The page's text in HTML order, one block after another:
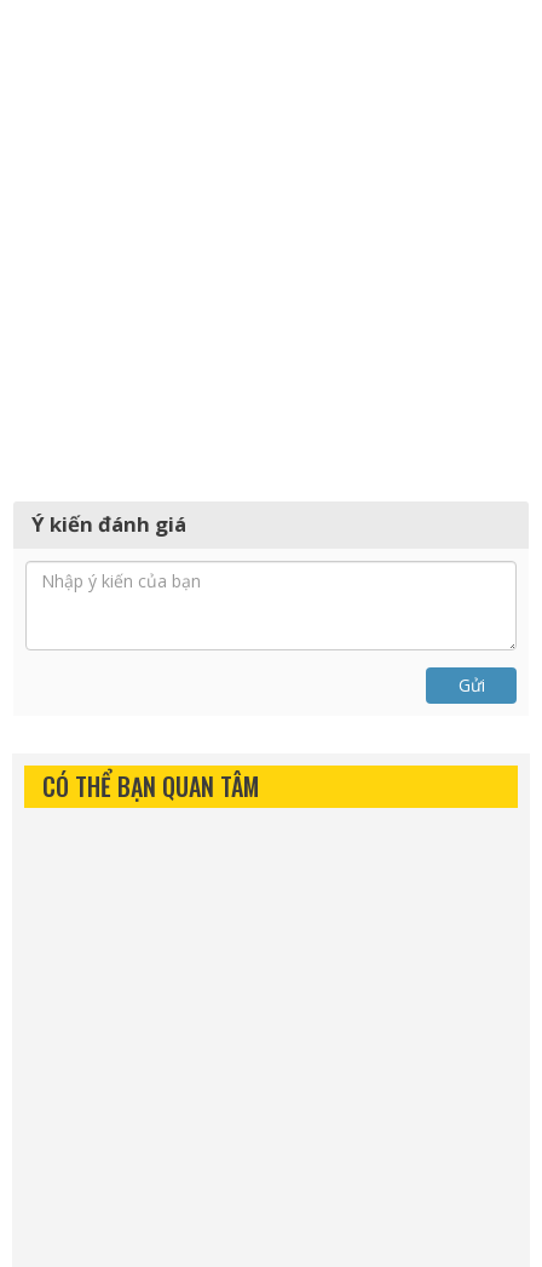
Ý kiến đánh giá
Gửi
CÓ THỂ BẠN QUAN TÂM